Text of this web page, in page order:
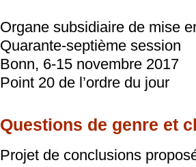
Organe subsidiaire de mise
Quarante-septième session
Bonn, 6-15 novembre 2017
Point 20 de l’ordre du jour
Questions de genre et
Projet de conclusions